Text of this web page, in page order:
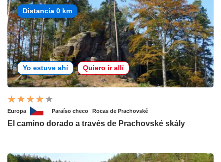
Distancia 0 km
Yo estuve ahí Quiero ir allí
Europa Paraíso checo Rocas de Prachovské
El camino dorado a través de Prachovské skály